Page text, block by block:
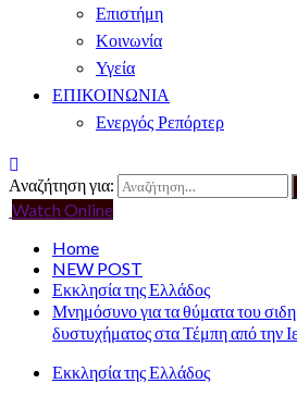
Επιστήμη
Κοινωνία
Υγεία
ΕΠΙΚΟΙΝΩΝΙΑ
Ενεργός Ρεπόρτερ
Αναζήτηση για:
Watch Online
Home
NEW POST
Εκκλησία της Ελλάδος
Μνημόσυνο για τα θύματα του
δυστυχήματος στα Τέμπη από την
Εκκλησία της Ελλάδος